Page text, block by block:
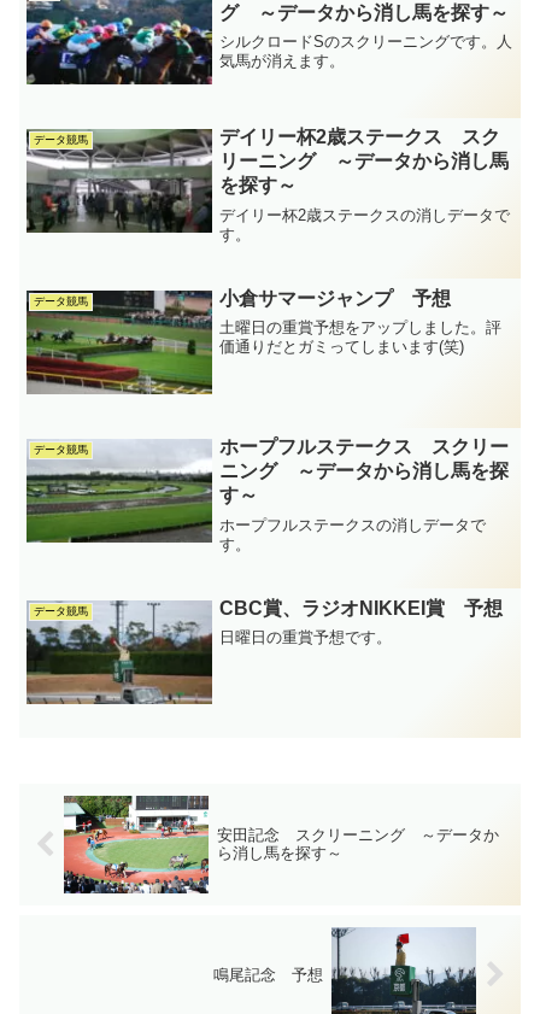
グ ～データから消し馬を探す～
シルクロードSのスクリーニングです。人
気馬が消えます。
データ競馬
デイリー杯2歳ステークス スク
リーニング ～データから消し馬
を探す～
デイリー杯2歳ステークスの消しデータで
す。
データ競馬 小倉サマージャンプ 予想
土曜日の重賞予想をアップしました。評
価通りだとガミってしまいます(笑)
データ競馬
ホープフルステークス スクリー
ニング ～データから消し馬を探
す～
ホープフルステークスの消しデータで
す。
データ競馬 CBC賞、ラジオNIKKEI賞 予想
日曜日の重賞予想です。
安田記念 スクリーニング ～データか
ら消し馬を探す～
鳴尾記念 予想